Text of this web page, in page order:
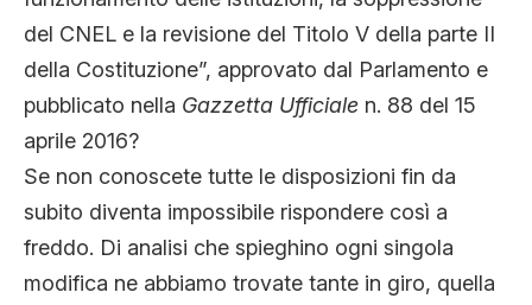
del CNEL e la revisione del Titolo V della parte II
della Costituzione”, approvato dal Parlamento e
pubblicato nella Gazzetta Ufficiale n. 88 del 15
aprile 2016?
Se non conoscete tutte le disposizioni fin da
subito diventa impossibile rispondere così a
freddo. Di analisi che spieghino ogni singola
modifica ne abbiamo trovate tante in giro, quella